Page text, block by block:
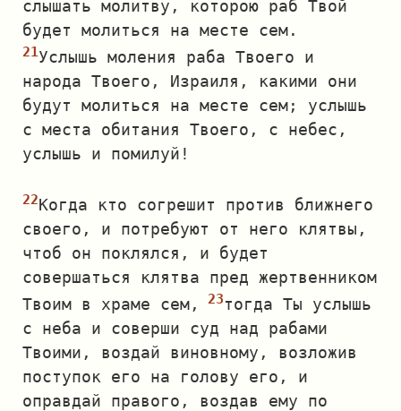
слышать молитву, которою раб Твой
будет молиться на месте сем.
Услышь моления раба Твоего и
народа Твоего, Израиля, какими они
будут молиться на месте сем; услышь
с места обитания Твоего, с небес,
услышь и помилуй!
Когда кто согрешит против ближнего
своего, и потребуют от него клятвы,
чтоб он поклялся, и будет
совершаться клятва пред жертвенником
Твоим в храме сем,
тогда Ты услышь
с неба и соверши суд над рабами
Твоими, воздай виновному, возложив
поступок его на голову его, и
оправдай правого, воздав ему по